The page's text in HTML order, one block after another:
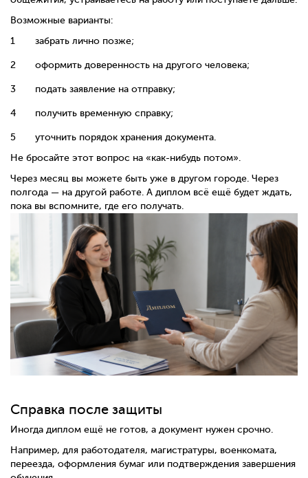
Возможные варианты:
забрать лично позже;
оформить доверенность на другого человека;
подать заявление на отправку;
получить временную справку;
уточнить порядок хранения документа.
Не бросайте этот вопрос на «как-нибудь потом».
Через месяц вы можете быть уже в другом городе. Через
полгода — на другой работе. А диплом всё ещё будет ждать,
пока вы вспомните, где его получать.
Справка после защиты
Иногда диплом ещё не готов, а документ нужен срочно.
Например, для работодателя, магистратуры, военкомата,
переезда, оформления бумаг или подтверждения завершения